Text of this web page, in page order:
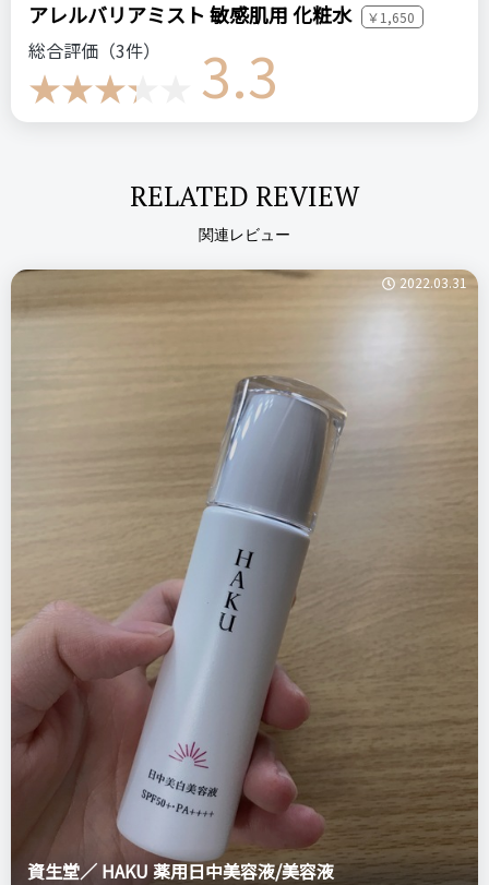
アレルバリアミスト 敏感肌用 化粧水 ￥1,650
総合評価（3件） 3.3
RELATED REVIEW
関連レビュー
2022.03.31
資生堂／ HAKU 薬用日中美容液/美容液